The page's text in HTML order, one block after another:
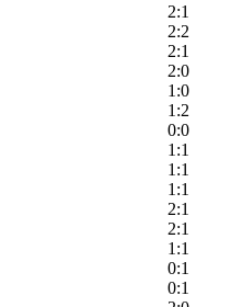
2:1
2:2
2:1
2:0
1:0
1:2
0:0
1:1
1:1
1:1
2:1
2:1
1:1
0:1
0:1